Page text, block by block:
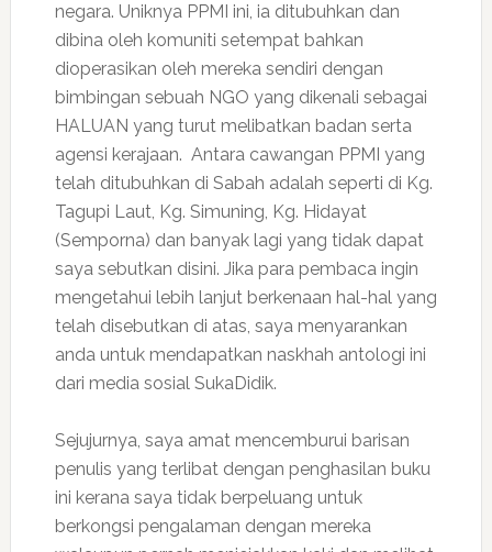
negara. Uniknya PPMI ini, ia ditubuhkan dan
dibina oleh komuniti setempat bahkan
dioperasikan oleh mereka sendiri dengan
bimbingan sebuah NGO yang dikenali sebagai
HALUAN yang turut melibatkan badan serta
agensi kerajaan. Antara cawangan PPMI yang
telah ditubuhkan di Sabah adalah seperti di Kg.
Tagupi Laut, Kg. Simuning, Kg. Hidayat
(Semporna) dan banyak lagi yang tidak dapat
saya sebutkan disini. Jika para pembaca ingin
mengetahui lebih lanjut berkenaan hal-hal yang
telah disebutkan di atas, saya menyarankan
anda untuk mendapatkan naskhah antologi ini
dari media sosial SukaDidik.
Sejujurnya, saya amat mencemburui barisan
penulis yang terlibat dengan penghasilan buku
ini kerana saya tidak berpeluang untuk
berkongsi pengalaman dengan mereka